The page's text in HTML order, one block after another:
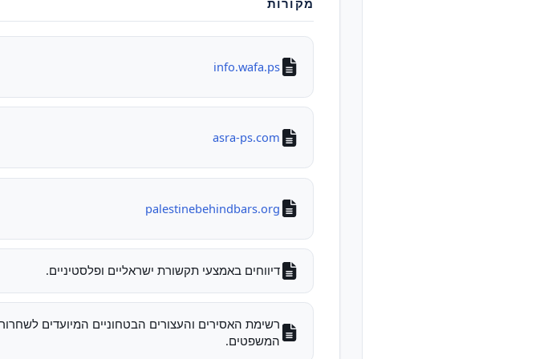
info.wafa.ps
asra-ps.com
palestinebehindbars.org
דיווחים באמצעי תקשורת ישראליים ופלסטיניים.
המשפטים.